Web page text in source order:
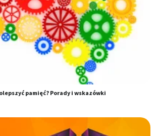
pamięć? Porady i wskazówki